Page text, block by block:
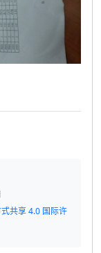
共享 4.0 国际许